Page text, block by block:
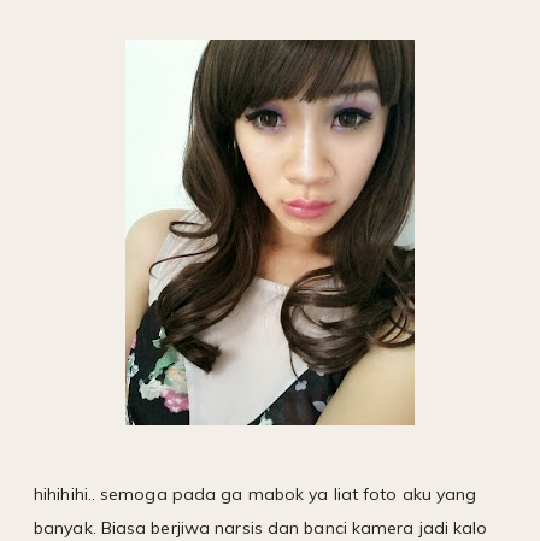
hihihihi.. semoga pada ga mabok ya liat foto aku yang
banyak. Biasa berjiwa narsis dan banci kamera jadi kalo